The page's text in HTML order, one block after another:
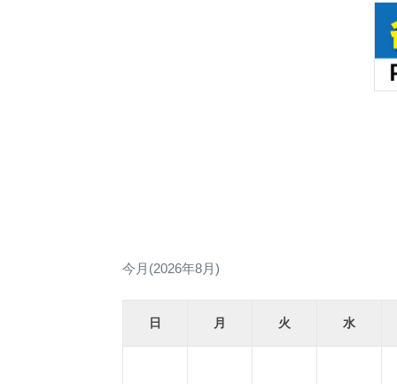
今月(2026年8月)
日 月 火 水